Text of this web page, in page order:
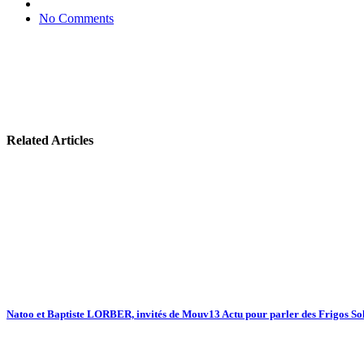
No Comments
Related Articles
Natoo et Baptiste LORBER, invités de Mouv13 Actu pour parler des Frigos